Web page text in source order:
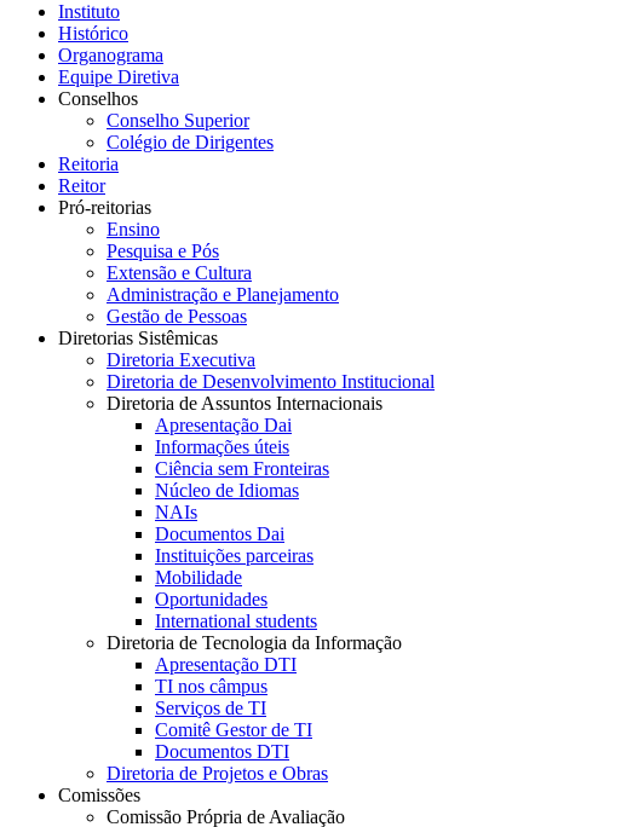
Instituto
Histórico
Organograma
Equipe Diretiva
Conselhos
Conselho Superior
Colégio de Dirigentes
Reitoria
Reitor
Pró-reitorias
Ensino
Pesquisa e Pós
Extensão e Cultura
Administração e Planejamento
Gestão de Pessoas
Diretorias Sistêmicas
Diretoria Executiva
Diretoria de Desenvolvimento Institucional
Diretoria de Assuntos Internacionais
Apresentação Dai
Informações úteis
Ciência sem Fronteiras
Núcleo de Idiomas
NAIs
Documentos Dai
Instituições parceiras
Mobilidade
Oportunidades
International students
Diretoria de Tecnologia da Informação
Apresentação DTI
TI nos câmpus
Serviços de TI
Comitê Gestor de TI
Documentos DTI
Diretoria de Projetos e Obras
Comissões
Comissão Própria de Avaliação